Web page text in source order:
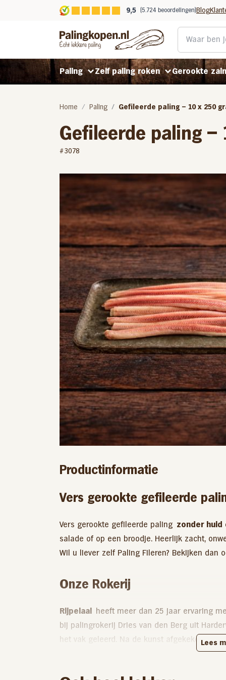
9,5 (5.724 beoordelingen) Blog
Paling
Gerookte paling
Bakpaling
Zelf paling roken
Rookpaling gepekeld
Benodigdheden
Gerookte
Koud gerookte zalm
Home Paling Gefileerde paling – 10 x 250
Gefileerde paling –
#3078
Productinformatie
Vers gerookte gefileerde
Vers gerookte gefileerde paling zonder huid
salade of op een broodje. Heerlijk zacht,
Wil u liever zelf Paling Fileren? Bekijken dan
Onze Rokerij
Rijpelaal heeft meer dan 25 jaar ervaring
bij palingrokerij Dries van den Berg uit
het vak geleerd. Na de kunst afgekeken te
op de huidige locatie een eigen rookkast
Lees